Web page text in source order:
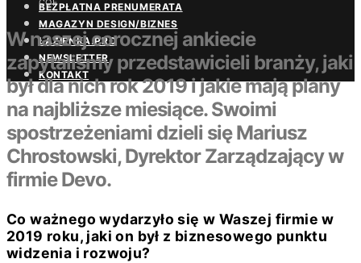
BEZPŁATNA PRENUMERATA
MAGAZYN DESIGN/BIZNES
ŁAZIENKA.PRO
NEWSLETTER
KONTAKT
COF
W naszej corocznej ankiecie
zapytaliśmy przedstawicieli branży, jaki
był dla nich rok 2019 i jakie mają plany
na najbliższe miesiące. Swoimi
spostrzeżeniami dzieli się Mariusz
Chrostowski, Dyrektor Zarządzający w
firmie Devo.
Co ważnego wydarzyło się w Waszej firmie w
2019 roku, jaki on był z biznesowego punktu
widzenia i rozwoju?